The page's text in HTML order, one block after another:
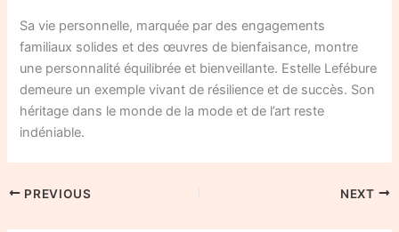
Sa vie personnelle, marquée par des engagements
familiaux solides et des œuvres de bienfaisance, montre
une personnalité équilibrée et bienveillante. Estelle Lefébure
demeure un exemple vivant de résilience et de succès. Son
héritage dans le monde de la mode et de l’art reste
indéniable.
PREVIOUS NEXT